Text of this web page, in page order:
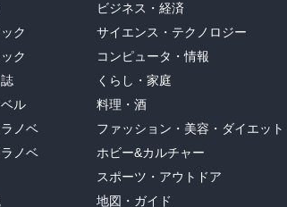
ク
ク
ル
ノベ
ノベ
ビジネス・経済
サイエンス・テクノロジー
コンピュータ・情報
くらし・家庭
料理・酒
ファッション・美容・ダイエット
ホビー&カルチャー
スポーツ・アウトドア
地図・ガイド